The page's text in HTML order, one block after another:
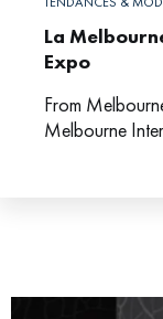
La
Expo
From
Melbourne